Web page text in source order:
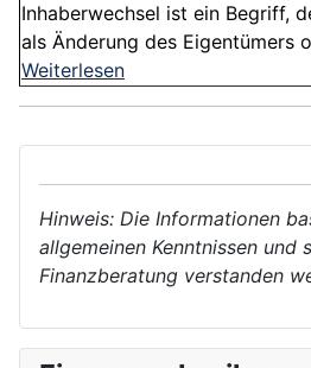
Inhaberwechsel ist ein Begriff,
als Änderung des Eigentümers
Weiterlesen
Hinweis: Die Informationen
allgemeinen Kenntnissen und
Finanzberatung verstanden